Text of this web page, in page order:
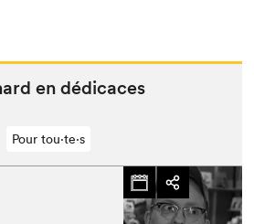
en dédicaces
Pour tou⋅te⋅s